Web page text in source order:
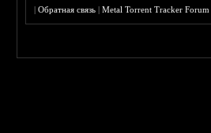
|Обратная связь |Metal Torrent Tracker Forum